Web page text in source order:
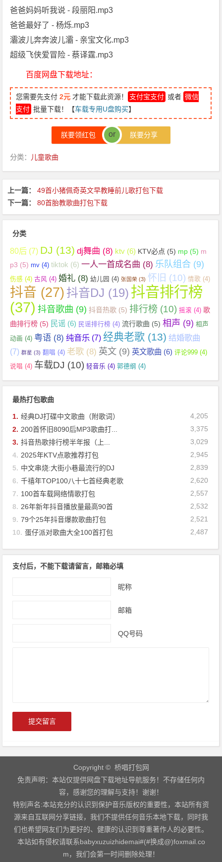
爸爸妈妈听我说 - 段丽阳.mp3
爸爸最好了 - 杨烁.mp3
灞波儿奔奔波儿灞 - 亲宝文化.mp3
超级飞侠爱冒险 - 蔡译霆.mp3
百度网盘下载地址：
您需要先支付2元 才能下载此资源！ 支付宝支付 或者 微信
支付 批量下载！【车载专用U盘购买】
朕要领红包 or 朕要分享
分类： 儿童歌曲
上一篇：
49首小猪佩奇英文早教睡前儿歌打包下载
下一篇：
80首胎教歌曲打包下载
分类
80后 (7) DJ (13) dj舞曲 (8) ktv (6) KTV必点 (5) mp (5) m
p3 (5) mv (4) tiktok (6) 一人一首成名曲 (8) 乐队组合 (9)
伤感 (4) 古风 (4) 婚礼 (8) 幼儿园 (4) 张国荣 (3) 怀旧 (10) 情歌 (4)
抖音 (27) 抖音DJ (19) 抖音排行榜
(37) 抖音歌曲 (9) 抖音热歌 (5) 排行榜 (10) 摇滚 (4) 歌
曲排行榜 (5) 民谣 (6) 民谣排行榜 (4) 流行歌曲 (5) 相声 (9) 相声
动画 (4) 粤语 (8) 纯音乐 (7) 经典老歌 (13) 结婚歌曲
(7) 群星 (3) 翻唱 (4) 老歌 (8) 英文 (9) 英文歌曲 (6) 评论999 (4)
说唱 (4) 车载DJ (10) 轻音乐 (4) 郭德纲 (4)
最热打包歌曲
4,205
1. 经典DJ打碟中文歌曲（附歌词）
3,375
2. 200首怀旧8090后MP3歌曲打...
3,029
3. 抖音热歌排行榜半年报（上...
2,945
4. 2025年KTV点歌推荐打包
2,839
5. 中文串烧:大街小巷最流行的DJ
2,620
6. 千禧年TOP100八十七首经典老歌
2,557
7. 100首车载网络情歌打包
2,532
8. 26年新年抖音播放量最高90首
2,521
9. 79个25年抖音爆款歌曲打包
2,487
10. 蛋仔派对歌曲大全100首打包
支付后，不能下载请留言，邮箱必填
昵称
邮箱
QQ号码
Copyright © 桥唱打包网
免责声明：本站仅提供网盘下载地址导航服务！不存储任何内
容，感谢您的理解与支持！谢谢！
特别声名:本站充分的认识到保护音乐版权的重要性，本站所有资
源来自互联网分享链接，我们不提供任何音乐本地下载，同时我
们也希望网友们为更好的、健康的认识到尊重著作人的必要性。
本站如有侵权请联系babyxuzuizhidemai#(#换成@)foxmail.co
m，我们会第一时间删除处理！